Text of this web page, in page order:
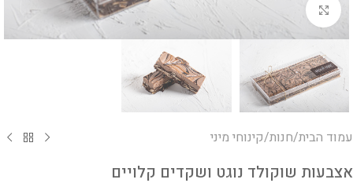
לחץ להגדלה
עמוד הבית/חנות/קינוחי מיני
אצבעות שוקולד נוגט ושקדים קלויים